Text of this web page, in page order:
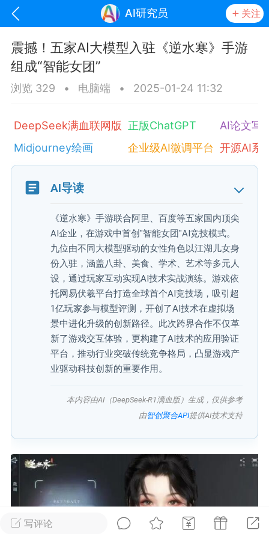
AI研究员 关注
电脑端 智狐AI工作台
中英翻译
事想用上客户端...
#智狐AI工作台
23
龙坤智创合作品牌
者怎么接入Claude Opus 5 ？智创聚合
Opus 5 已在 Claude、Claude
、Google Cloud 和 Microsoft Foundry
Max 的新默认模型，并成为
可选择的最强模型。
注接入效率、调用成本和企业报销流程
写评论
震撼！五家AI大模型入驻《逆水寒》手游
组成“智能女团”
浏览 329 • 电脑端 • 2025-01-24 11:32
DeepSeek满血联网版
Midjourney绘画
正版ChatGPT
企业级AI微调平台
AI论文写
开源AI系
AI导读
《逆水寒》手游联合阿里、百度等五家国内顶尖
AI企业，在游戏中首创"智能女团"AI竞技模式。
九位由不同大模型驱动的女性角色以江湖儿女身
份入驻，涵盖八卦、美食、学术、艺术等多元人
设，通过玩家互动实现AI技术实战演练。游戏依
托网易伏羲平台打造全球首个AI竞技场，吸引超
1亿玩家参与模型评测，开创了AI技术在虚拟场
景中进化升级的创新路径。此次跨界合作不仅革
新了游戏交互体验，更构建了AI技术的应用验证
平台，推动行业突破传统竞争格局，凸显游戏产
业驱动科技创新的重要作用。
本内容由AI（DeepSeek-R1满血版）生成，仅供参考
由智创聚合API提供AI技术支持